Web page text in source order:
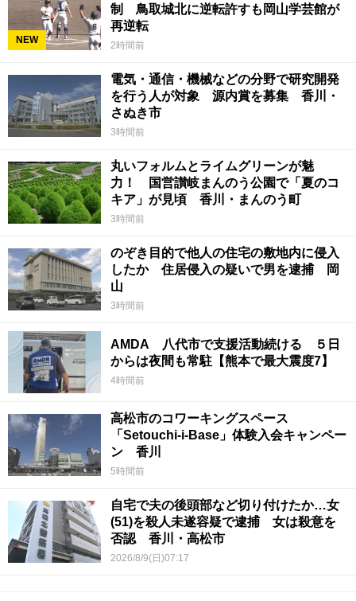
NEW
制 鳥取城北に逆転許すも岡山学芸館が
再逆転
2時間前
電気・通信・機械などの分野で研究開発
を行う人が対象 源内賞を募集 香川・
さぬき市
3時間前
丸いフォルムとライムグリーンが魅
力！ 国営讃岐まんのう公園で「夏のコ
キア」が見頃 香川・まんのう町
3時間前
のぞき目的で他人の住宅の敷地内に侵入
したか 住居侵入の疑いで男を逮捕 岡
山
3時間前
AMDA 八代市で支援活動続ける ５日
からは夜間も常駐【熊本で最大震度7】
4時間前
高松市のコワーキングスペース
「Setouchi-i-Base」体験入会キャンペー
ン 香川
5時間前
自宅で夫の後頭部など切り付けたか…女
(51)を殺人未遂容疑で逮捕 女は殺意を
否認 香川・高松市
2026/8/9(日)07:17